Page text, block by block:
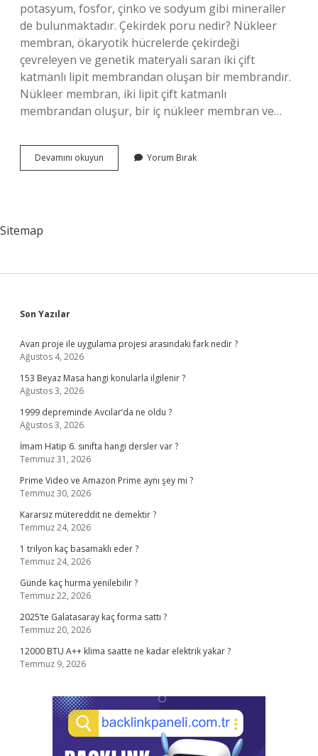
potasyum, fosfor, çinko ve sodyum gibi mineraller
de bulunmaktadır. Çekirdek poru nedir? Nükleer
membran, ökaryotik hücrelerde çekirdeği
çevreleyen ve genetik materyali saran iki çift
katmanlı lipit membrandan oluşan bir membrandır.
Nükleer membran, iki lipit çift katmanlı
membrandan oluşur, bir iç nükleer membran ve…
Devamını okuyun Çekirdekçikte
Por
Yorum Bırak
Sitemap
Sidebar
Son Yazılar
Avan proje ile uygulama projesi arasındaki fark nedir ?
Ağustos 4, 2026
153 Beyaz Masa hangi konularla ilgilenir ?
Ağustos 3, 2026
1999 depreminde Avcılar’da ne oldu ?
Ağustos 3, 2026
İmam Hatip 6. sınıfta hangi dersler var ?
Temmuz 31, 2026
Prime Video ve Amazon Prime aynı şey mi ?
Temmuz 30, 2026
Kararsız mütereddit ne demektir ?
Temmuz 24, 2026
1 trilyon kaç basamaklı eder ?
Temmuz 24, 2026
Günde kaç hurma yenilebilir ?
Temmuz 22, 2026
2025’te Galatasaray kaç forma sattı ?
Temmuz 20, 2026
12000 BTU A++ klima saatte ne kadar elektrik yakar ?
Temmuz 9, 2026